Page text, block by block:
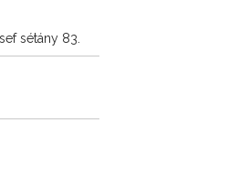
sétány 83.